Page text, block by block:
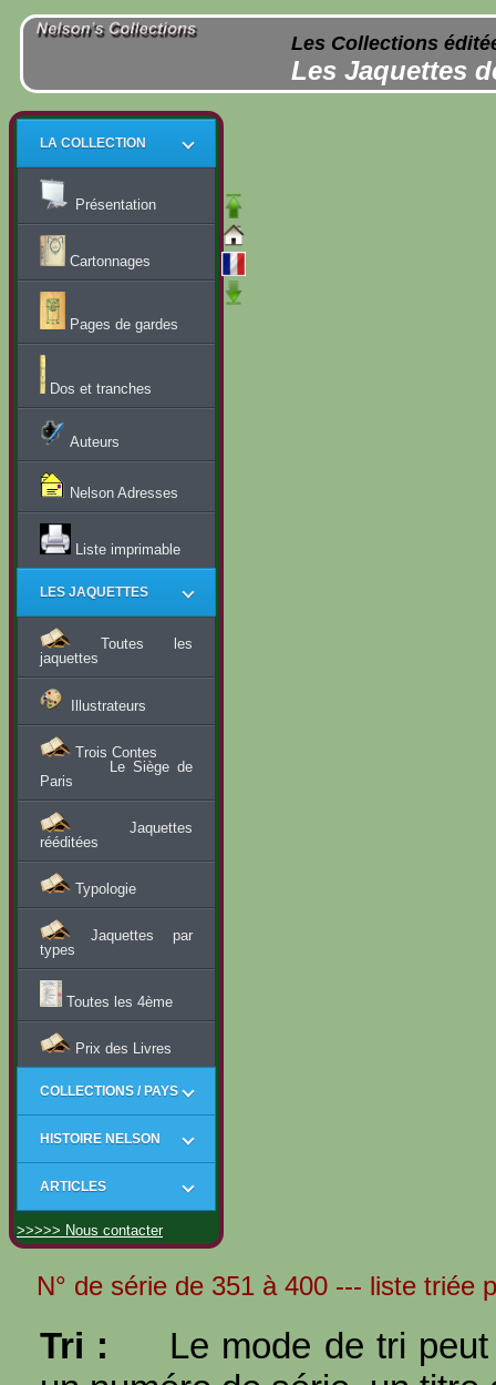
Les Collections
Les Jaquettes
LA COLLECTION
Présentation
Cartonnages
Pages de gardes
Dos et tranches
Auteurs
Nelson Adresses
Liste imprimable
LES JAQUETTES
Toutes les
jaquettes
Illustrateurs
Trois Contes
Le Siège de
Paris
Jaquettes
rééditées
Typologie
Jaquettes par
types
Toutes les 4ème
Prix des Livres
COLLECTIONS / PAYS
HISTOIRE NELSON
ARTICLES
>>>>> Nous contacter
N° de série de 351 à 400 --- liste triée
Tri :
Le mode de tri